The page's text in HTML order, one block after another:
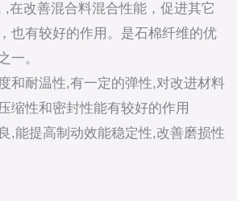
,在改善混合料混合性能，促进其它
也有较好的作用。是石棉纤维的优
一。
和耐温性,有一定的弹性,对改进材料
缩性和密封性能有较好的作用
,能提高制动效能稳定性,改善磨损性